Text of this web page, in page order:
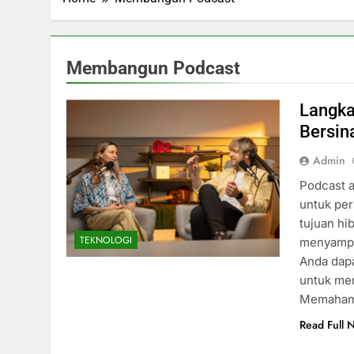
Membangun Podcast
TEKNOLOGI
Admin
Podcast
untuk
tujuan
Anda
untuk
Read Full